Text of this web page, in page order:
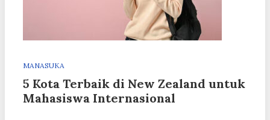
MANASUKA
5 Kota Terbaik di New Zealand untuk
Mahasiswa Internasional